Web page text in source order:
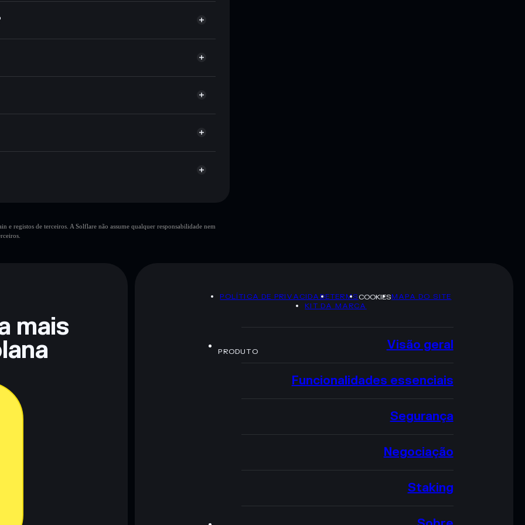
milhares de outros tokens Solana com
em BLOP
as carteiras usando o Agregador de
custodial Solflare
única carteira
e registos de terceiros. A Solflare não assume qualquer responsabilidade nem
mais
POLÍTICA DE PRIVACIDADETERMSCOOKIESMAPA DO SITE
KIT DA MARCA
PRODUTO Visão geral
Funcionalidades essenciais
Segurança
Negociação
Staking